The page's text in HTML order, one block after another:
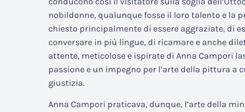
nobildonne, qualunque fosse il loro talento e la
chiesto principalmente di essere aggraziate, di
conversare in più lingue, di ricamare e anche
attente, meticolose e ispirate di Anna Campori
passione e un impegno per l’arte della pittura a
giustizia.
Anna Campori praticava, dunque, l’arte della